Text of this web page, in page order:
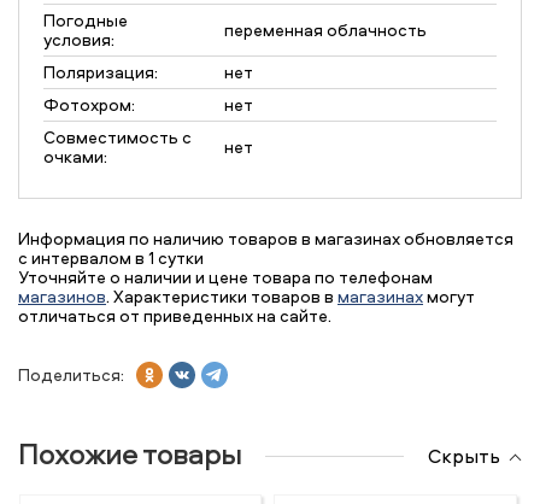
Погодные
условия:
переменная облачность
Поляризация:
нет
Фотохром:
нет
Совместимость с
очками:
нет
Информация по наличию товаров в магазинах обновляется
с интервалом в 1 сутки
Уточняйте о наличии и цене товара по телефонам
магазинов. Характеристики товаров в магазинахмогут
отличаться от приведенных на сайте.
Поделиться:
Похожие товары Скрыть